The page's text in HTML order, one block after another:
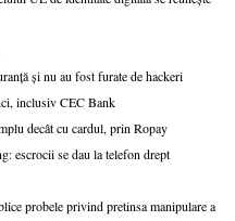
și nu au fost furate de hackeri
inclusiv CEC Bank
decât cu cardul, prin Ropay
escrocii se dau la telefon drept
probele privind pretinsa manipulare a